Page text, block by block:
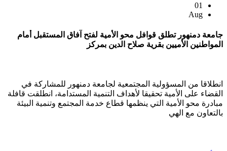
01
Aug
جامعة دمنهور تطلق قوافل محو الأمية لفتح آفاق المستقبل أمام
المواطنين الأميين بقرية صلاح الدين بمركز
انطلاقا من المسؤولية المجتمعية لجامعة دمنهور للمشاركة في
القضاء على الأمية تحقيقا لأهداف التنمية المستدامة، انطلقت قافلة
مبادرة محو الأمية التي ينظمها قطاع خدمة المجتمع وتنمية البيئة
بالتعاون مع الهي